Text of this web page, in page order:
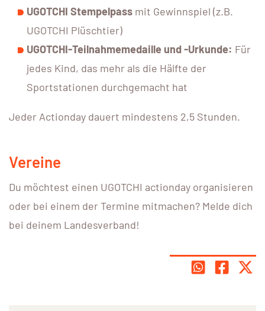
UGOTCHI Stempelpass mit Gewinnspiel (z.B.
UGOTCHI Plüschtier)
UGOTCHI-Teilnahmemedaille und -Urkunde: Für
jedes Kind, das mehr als die Hälfte der
Sportstationen durchgemacht hat
Jeder Actionday dauert mindestens 2,5 Stunden.
Vereine
Du möchtest einen UGOTCHI actionday organisieren
oder bei einem der Termine mitmachen? Melde dich
bei deinem Landesverband!